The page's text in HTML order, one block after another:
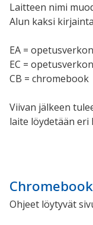
Laitteen nimi
Alun kaksi
EA =
EC =
CB = chromebook
Viivan jälkeen
laite löydetään
Ohjeet löytyvät